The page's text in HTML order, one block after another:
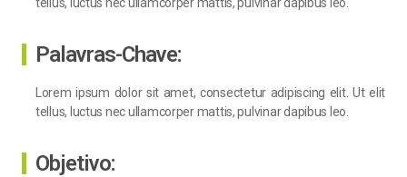
Palavras-Chave:
Lorem ipsum dolor sit amet, consectetur adipiscing elit. Ut elit
tellus, luctus nec ullamcorper mattis, pulvinar dapibus leo.
Objetivo: